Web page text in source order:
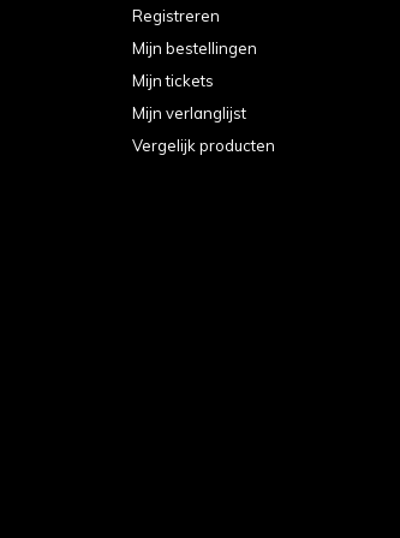
Registreren
Mijn bestellingen
Mijn tickets
Mijn verlanglijst
Vergelijk producten